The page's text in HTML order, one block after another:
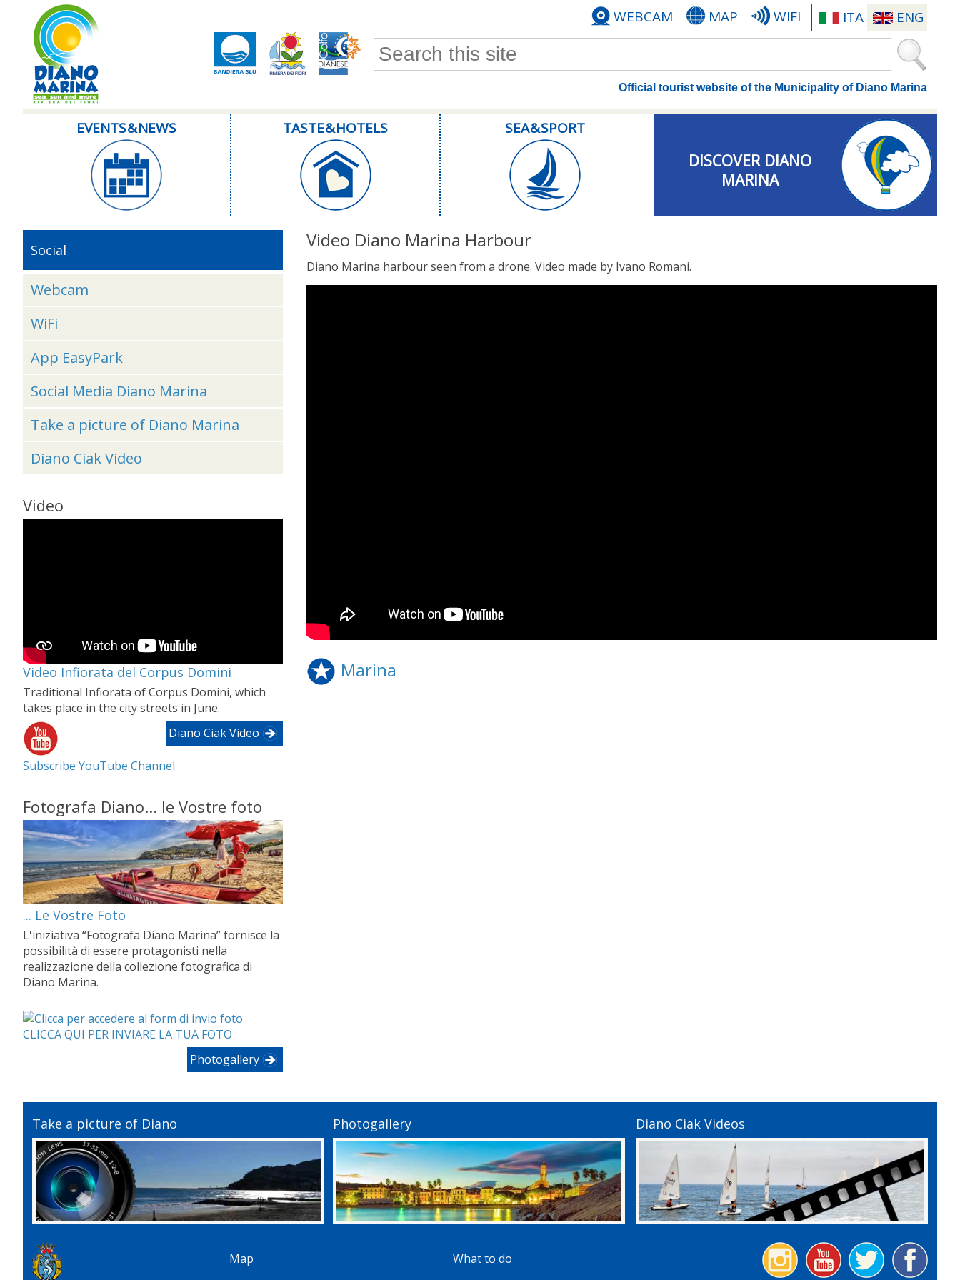
ITA ENG
WEBCAM MAP WIFI
Search form
Official tourist website of the Municipality of Diano Marina
EVENTS & NEWS TASTE & HOTELS SEA & SPORT
DISCOVER DIANO
MARINA
Video Diano Marina Harbour
Diano Marina harbour seen from a drone. Video made by Ivano Romani.
Marina
Social
Webcam
WiFi
App EasyPark
Social Media Diano Marina
Take a picture of Diano Marina
Diano Ciak Video
Video
Video Infiorata del Corpus Domini
Traditional Infiorata of Corpus Domini, which
takes place in the city streets in June.
Diano Ciak Video
Subscribe YouTube Channel
Fotografa Diano... le Vostre foto
... Le Vostre Foto
L'iniziativa “Fotografa Diano Marina” fornisce la
possibilità di essere protagonisti nella
realizzazione della collezione fotografica di
Diano Marina.
CLICCA QUI PER INVIARE LA TUA FOTO
Photogallery
Take a picture of Diano Photogallery Diano Ciak Videos
Map What to do